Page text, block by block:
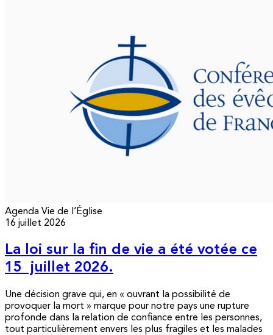
Agenda Vie de l’Église
16 juillet 2026
La loi sur la fin de vie a été votée ce
15 juillet 2026.
Une décision grave qui, en « ouvrant la possibilité de
provoquer la mort » marque pour notre pays une rupture
profonde dans la relation de confiance entre les personnes,
tout particulièrement envers les plus fragiles et les malades